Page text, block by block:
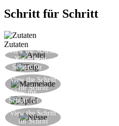
Schritt für Schritt
Zutaten
View the Schritt
für Schritt
View the
Schritt für
Schritt
View the Schritt
für Schritt
View the
Schritt für
Schritt
View the Schritt
für Schritt